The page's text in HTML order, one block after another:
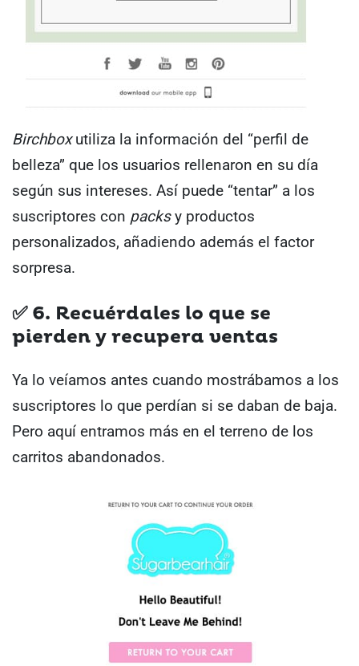
Birchboxutiliza la información del “perfil de
belleza” que los usuarios rellenaron en su día
según sus intereses. Así puede “tentar” a los
suscriptores con packsy productos
personalizados, añadiendo además el factor
sorpresa.
✅6. Recuérdales lo que se
pierden y recupera ventas
Ya lo veíamos antes cuando mostrábamos a los
suscriptores lo que perdían si se daban de baja.
Pero aquí entramos más en el terreno de los
carritos abandonados.